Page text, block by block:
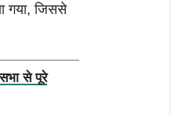
गया, जिससे
से पूरे